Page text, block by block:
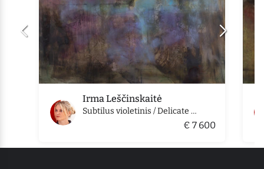
Irma Leščinskaitė
Subtilus violetinis / Delicate purple
€ 7 600